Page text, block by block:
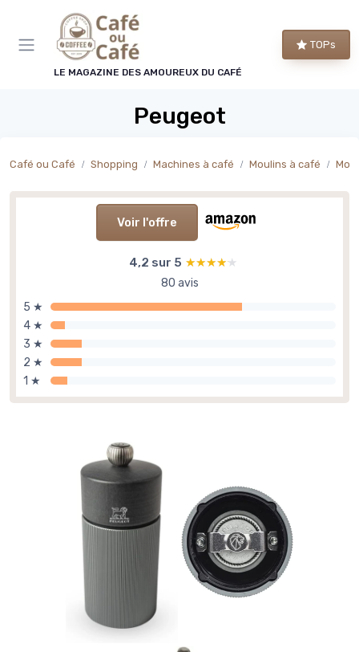
LE MAGAZINE DES AMOUREUX DU CAFÉ
TOPs
Peugeot
Café ou Café Shopping Machines à café Moulins à café
Voir l'offre
4,2 sur 5 ★★★★★
★★★★★
80 avis
5 ★
4 ★
3 ★
2 ★
1 ★
Panneau de gestion des cookies